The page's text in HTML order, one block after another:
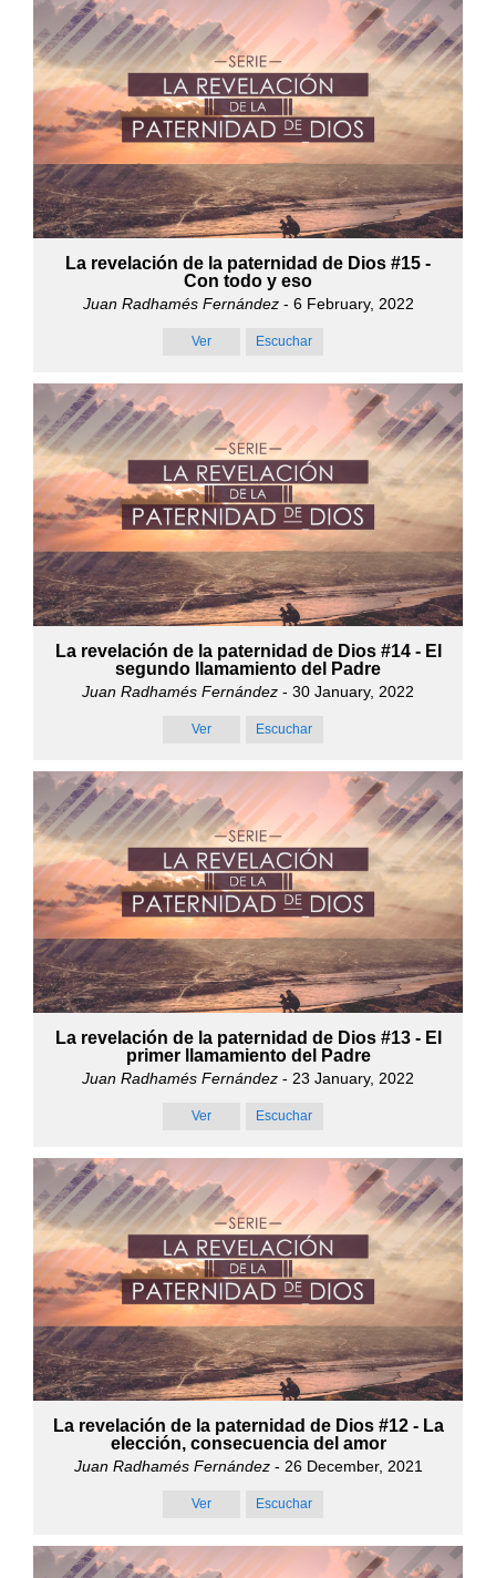
La revelación de la paternidad de Dios #15 -
Con todo y eso
Juan Radhamés Fernández- 6 February, 2022
Ver Escuchar
La revelación de la paternidad de Dios #14 - El
segundo llamamiento del Padre
Juan Radhamés Fernández - 30 January, 2022
Ver Escuchar
La revelación de la paternidad de Dios #13 - El
primer llamamiento del Padre
Juan Radhamés Fernández - 23 January, 2022
Ver Escuchar
La revelación de la paternidad de Dios #12 - La
elección, consecuencia del amor
Juan Radhamés Fernández- 26 December, 2021
Ver Escuchar